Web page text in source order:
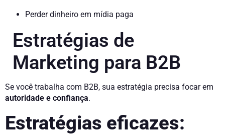
Perder dinheiro em mídia paga
Estratégias de
Marketing para B2B
Se você trabalha com B2B, sua estratégia precisa focar em
autoridade e confiança.
Estratégias eficazes: